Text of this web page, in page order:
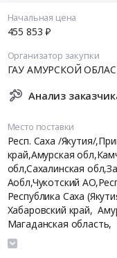
Начальная цена
455 853 ₽
Организатор закупки
ГАУ АМУРСКОЙ
Анализ
Место поставки
Респ. Саха /Якутия/
край,Амурская
обл,Сахалинская
Аобл,Чукотский
Республика Саха
Хабаровский край,
Магаданская область,
Забайкальский край,
Республика Бурятия